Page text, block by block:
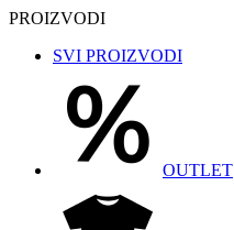
PROIZVODI
SVI PROIZVODI
OUTLET